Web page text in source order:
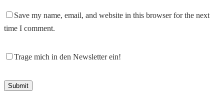
Save my name, email, and website in this browser for the next
time I comment.
Trage mich in den Newsletter ein!